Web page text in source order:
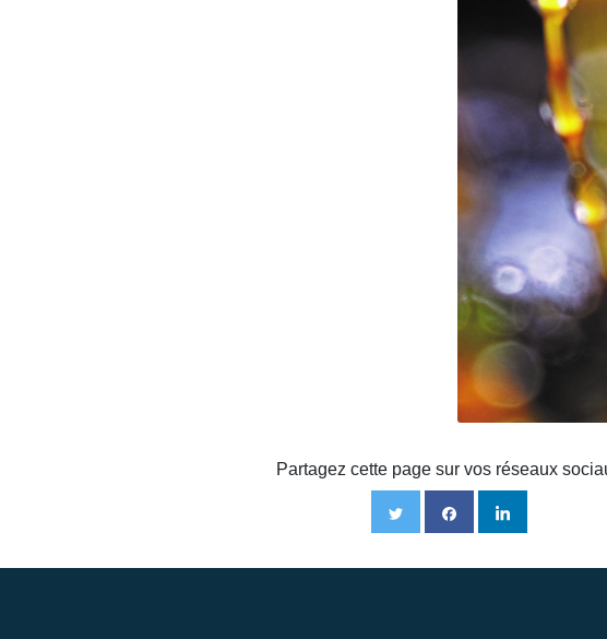
Partagez cette page sur vos réseaux